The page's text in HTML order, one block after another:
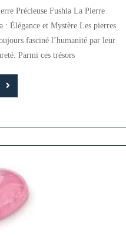
la
Pierre
Précieuse Fushia La Pierre
: Élégance et Mystère Les pierres
fasciné l’humanité par leur
Parmi ces trésors
READ
MORE